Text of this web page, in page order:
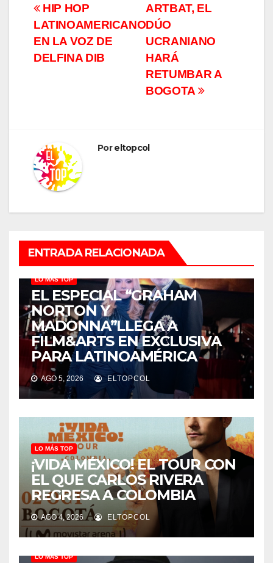
Navegación
de
entradas
ARTBAT, EL
DÚO
UCRANIANO
HARÁ
RETUMBAR A
BOGOTA
HIP HOP
LATINOAMERICANO
EN LA VOZ DE
DELFINA DIB
Poreltopcol
ENTRADA RELACIONADA
LO MÁS TOP
EL ESPECIAL “GRAHAM
NORTON Y
MADONNA”LLEGA A
FILM&ARTS EN EXCLUSIVA
PARA LATINOAMÉRICA
AGO 5, 2026 ELTOPCOL
LO MÁS TOP
¡VIDA MÉXICO! EL TOUR CON
EL QUE CARLOS RIVERA
REGRESA A COLOMBIA
AGO 4, 2026 ELTOPCOL
LO MÁS TOP